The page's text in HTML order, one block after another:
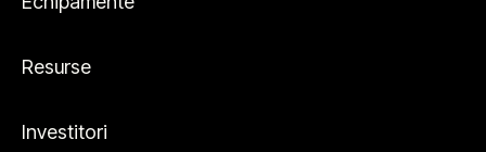
Resurse
Investitori